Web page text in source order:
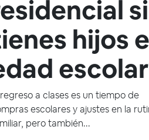
si
hijos
a clases es un tiempo de
escolares y ajustes en la
pero también...